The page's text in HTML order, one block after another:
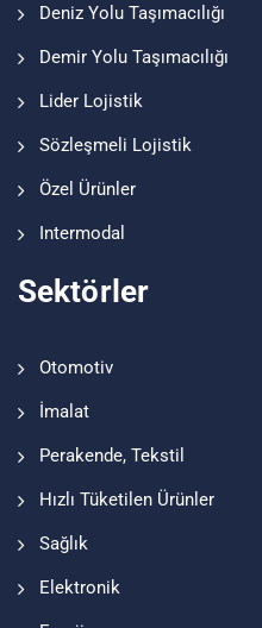
Deniz Yolu Taşımacılığı
Demir Yolu Taşımacılığı
Lider Lojistik
Sözleşmeli Lojistik
Özel Ürünler
Intermodal
Sektörler
Otomotiv
İmalat
Perakende, Tekstil
Hızlı Tüketilen Ürünler
Sağlık
Elektronik